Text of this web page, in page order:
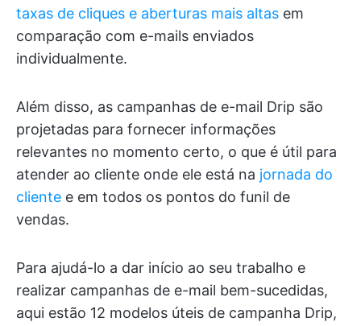
taxas de cliques e aberturas mais altas em
comparação com e-mails enviados
individualmente.
Além disso, as campanhas de e-mail Drip são
projetadas para fornecer informações
relevantes no momento certo, o que é útil para
atender ao cliente onde ele está na jornada do
cliente e em todos os pontos do funil de
vendas.
Para ajudá-lo a dar início ao seu trabalho e
realizar campanhas de e-mail bem-sucedidas,
aqui estão 12 modelos úteis de campanha Drip,